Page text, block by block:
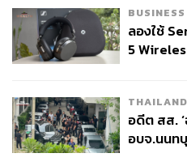
พากันเรียกร้องให้รัฐบาลจีนภ
สีจิ้นผิง ปล่อยตัวหลิวเซียะ ภรร
ร้องขอให้เธอสามารถเดินทาง
ทางการสั่งกักบริเวณให้อยู่แต่ภ
แถลงการณ์อย่างเป็นทางการถึ
แต่อย่างใด
ขณะที่สำนักข่าวซีซีทีวีของรัฐ
BUSINESS
ลองใช้
5
THAILAND
อดีต สส.
อบจ.นนท